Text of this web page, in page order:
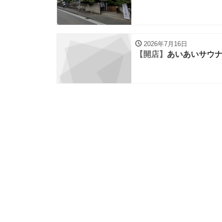
2026年7月16日
【開店】 あいあいサウナ